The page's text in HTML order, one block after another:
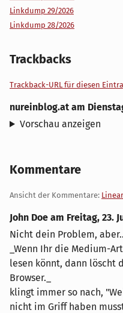
Linkdump 29/2026
Linkdump 28/2026
Trackbacks
Trackback-URL für diesen
nureinblog.at am
Vorschau anzeigen
Kommentare
Ansicht der Kommentare: Linear
John Doe am Freitag, 23.
Nicht dein Problem,
_Wenn Ihr die Medium-
lesen könnt, dann löscht
Browser._
klingt immer so nach,
nicht im Griff haben